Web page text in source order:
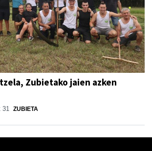
Zubietako jaien azken
31 ZUBIETA